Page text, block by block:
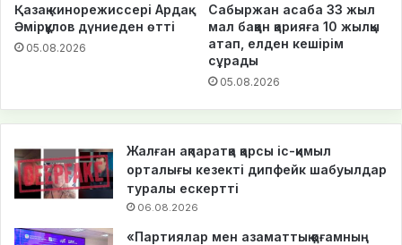
Қазақ кинорежиссері Ардақ
Әмірқұлов дүниеден өтті
05.08.2026
Сабыржан асаба 33 жыл
мал баққан қарияға 10 жылқы
атап, елден кешірім
сұрады
05.08.2026
Жалған ақпаратқа қарсы іс-қимыл
орталығы кезекті дипфейк шабуылдар
туралы ескертті
06.08.2026
«Партиялар мен азаматтық қоғамның